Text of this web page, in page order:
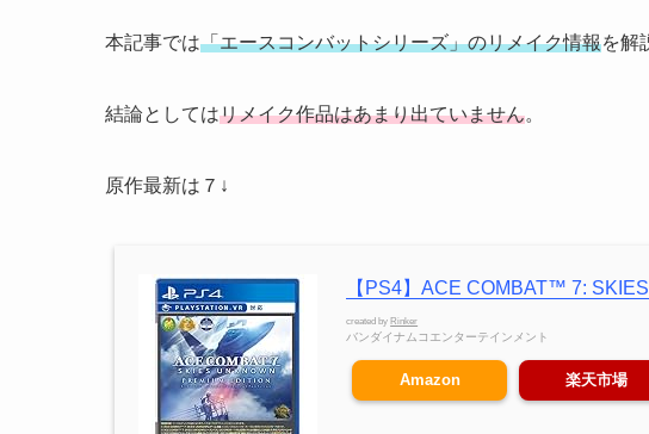
本記事では「エースコンバットシリーズ」のリメイク情報を解
結論としてはリメイク作品はあまり出ていません。
原作最新は７↓
【PS4】ACE COMBAT™ 7:
created by Rinker
バンダイナムコエンターテインメント
Amazon 楽天市場